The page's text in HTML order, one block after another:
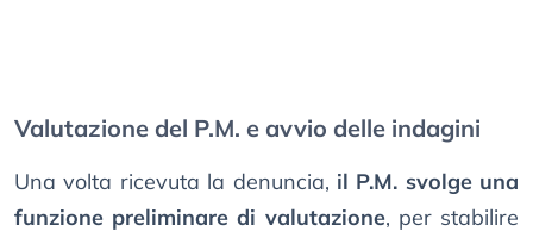
Valutazione del P.M. e avvio delle indagini
Una volta ricevuta la denuncia, il P.M. svolge una
funzione preliminare di valutazione, per stabilire